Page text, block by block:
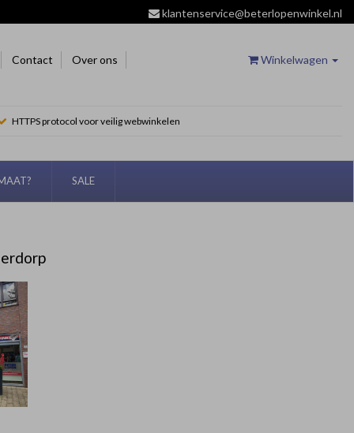
klantenservice@beterlopenwinkel.nl
Contact Over ons Winkelwagen
HTTPS protocol voor veilig webwinkelen
SALE